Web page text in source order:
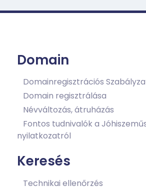
Domain
Domainregisztrációs
Domain regisztrálása
Névváltozás, átruházás
Fontos tudnivalók a
nyilatkozatról
Keresés
Technikai ellenőrzés